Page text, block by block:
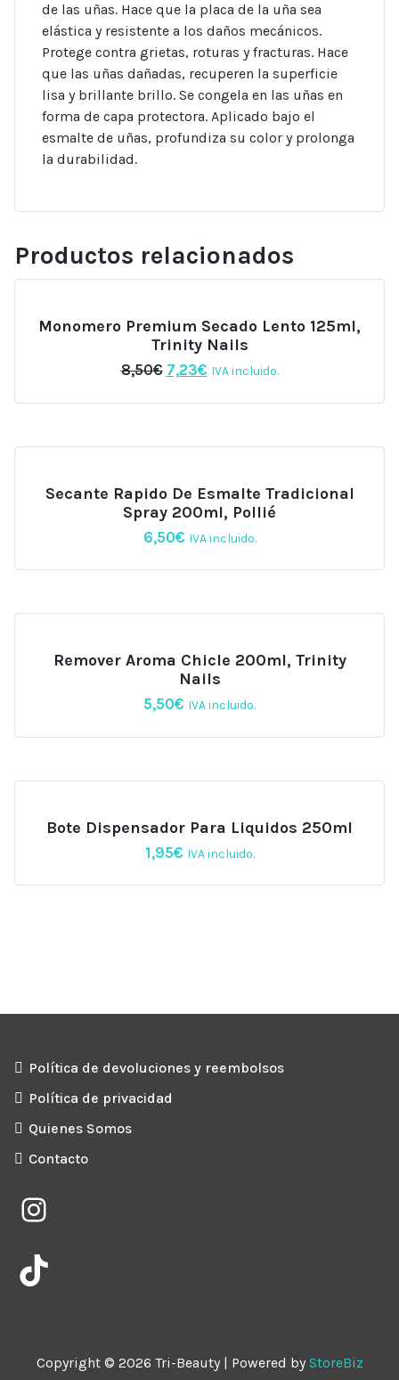
de las uñas. Hace que la placa de la uña sea
elástica y resistente a los daños mecánicos.
Protege contra grietas, roturas y fracturas. Hace
que las uñas dañadas, recuperen la superficie
lisa y brillante brillo. Se congela en las uñas en
forma de capa protectora. Aplicado bajo el
esmalte de uñas, profundiza su color y prolonga
la durabilidad.
Productos relacionados
Monomero Premium Secado Lento 125ml,
Trinity Nails
8,50€ El
original
7,23€El
actual
IVA incluido.
Secante Rapido De Esmalte Tradicional
Spray 200ml, Pollié
6,50€ IVA incluido.
Remover Aroma Chicle 200ml, Trinity
Nails
5,50€ IVA incluido.
Bote Dispensador Para Liquidos 250ml
1,95€ IVA incluido.
Política de devoluciones y reembolsos
Política de privacidad
Quienes Somos
Contacto
Copyright © 2026 Tri-Beauty | Powered by StoreBiz